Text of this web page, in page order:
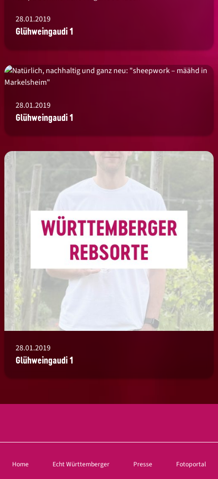
28.01.2019
Glühweingaudi 1
28.01.2019
Glühweingaudi 1
28.01.2019
Glühweingaudi 1
Home Echt Württemberger Presse Fotoportal